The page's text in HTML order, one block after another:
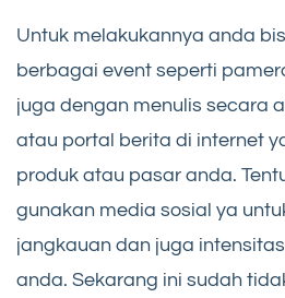
Untuk melakukannya anda
berbagai event seperti
juga dengan menulis secara
atau portal berita di internet
produk atau pasar anda.
gunakan media sosial ya
jangkauan dan juga
anda. Sekarang ini sudah